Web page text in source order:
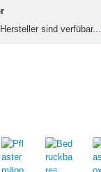
sind verfübar...